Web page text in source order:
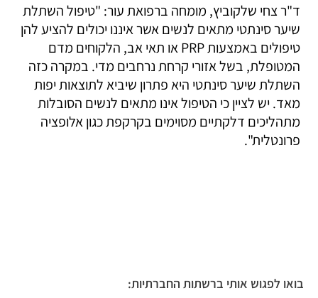
ד"ר צחי שלקוביץ, מומחה ברפואת עור: "טיפול השתלת
שיער סינתטי מתאים לנשים אשר איננו יכולים להציע להן
טיפולים באמצעות PRP או תאי אב, הלקוחים מדם
המטופלת, בשל אזורי קרחת נרחבים מדי. במקרה כזה
השתלת שיער סינתטי היא פתרון שיביא לתוצאות יפות
מאד. יש לציין כי הטיפול אינו מתאים לנשים הסובלות
מתהליכים דלקתיים מסוימים בקרקפת כגון אלופציה
פרונטלית".
בואו לפגוש אותי ברשתות החברתיות: